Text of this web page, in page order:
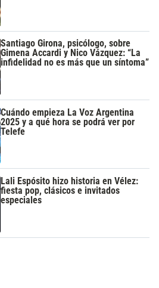
Santiago Girona, psicólogo, sobre
Gimena Accardi y Nico Vázquez: “La
infidelidad no es más que un síntoma”
Cuándo empieza La Voz Argentina
2025 y a qué hora se podrá ver por
Telefe
Lali Espósito hizo historia en Vélez:
fiesta pop, clásicos e invitados
especiales